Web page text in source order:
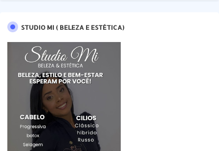
STUDIO MI ( BELEZA E ESTÉTICA)